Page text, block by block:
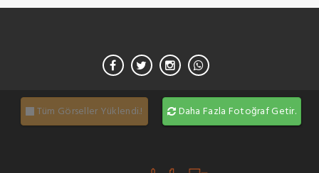
Daha Fazla Fotoğraf Getir.
Tüm Görseller Yüklendi.!